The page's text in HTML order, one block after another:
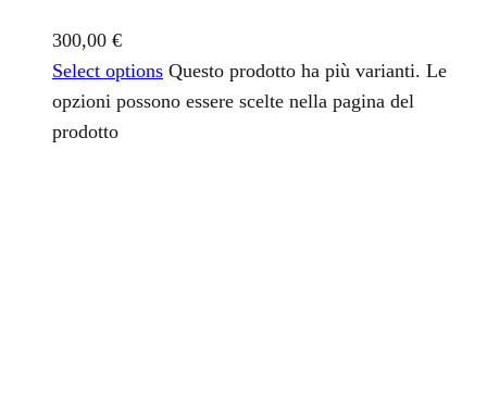
300,00 €
Select options Questo prodotto ha più varianti. Le
opzioni possono essere scelte nella pagina del
prodotto